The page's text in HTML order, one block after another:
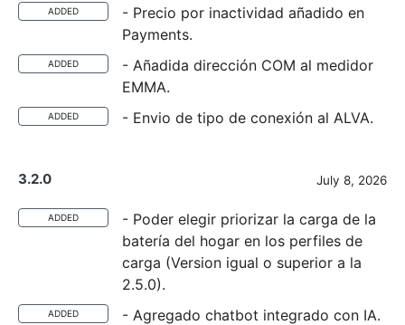
ADDED
- Precio por inactividad añadido en
Payments.
ADDED
- Añadida dirección COM al medidor
EMMA.
ADDED - Envio de tipo de conexión al ALVA.
3.2.0 July 8, 2026
ADDED
- Poder elegir priorizar la carga de la
batería del hogar en los perfiles de
carga (Version igual o superior a la
2.5.0).
ADDED - Agregado chatbot integrado con IA.